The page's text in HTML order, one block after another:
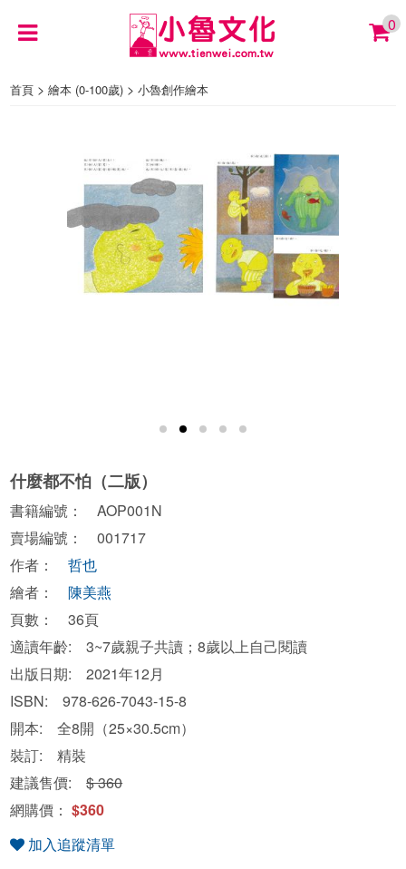
0
首頁 >繪本 (0-100歲) >小魯創作繪本
什麼都不怕（二版）
書籍編號： AOP001N
賣場編號： 001717
作者：哲也
繪者：陳美燕
頁數： 36頁
適讀年齡: 3~7歲親子共讀；8歲以上自己閱讀
出版日期: 2021年12月
ISBN: 978-626-7043-15-8
開本: 全8開（25×30.5cm）
裝訂: 精裝
建議售價:$ 360
網購價：$360
加入追蹤清單